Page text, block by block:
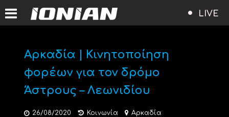
LIVE
Αρκαδία | Κινητοποίηση
φορέων για τον δρόμο
Άστρους – Λεωνιδίου
26/08/2020 Κοινωνία Αρκαδία